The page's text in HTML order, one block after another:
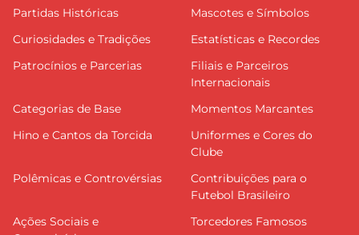
Partidas Históricas
Mascotes e Símbolos
Curiosidades e Tradições
Estatísticas e Recordes
Patrocínios e Parcerias
Filiais e Parceiros
Internacionais
Categorias de Base
Momentos Marcantes
Hino e Cantos da Torcida
Uniformes e Cores do
Clube
Polêmicas e Controvérsias
Contribuições para o
Futebol Brasileiro
Ações Sociais e
Torcedores Famosos